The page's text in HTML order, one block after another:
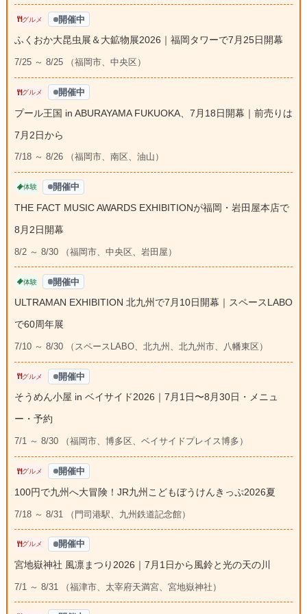
グルメ 開催中
ふくおか大昆虫展＆大鉱物展2026｜福岡タワーで7月25日開幕
7/25 ～ 8/25 （福岡市、中央区）
グルメ 開催中
プール王国 in ABURAYAMA FUKUOKA、7月18日開幕｜前売りは
7月2日から
7/18 ～ 8/26 （福岡市、南区、油山）
体験 開催中
THE FACT MUSIC AWARDS EXHIBITIONが福岡・岩田屋本店で
8月2日開幕
8/2 ～ 8/30 （福岡市、中央区、岩田屋）
体験 開催中
ULTRAMAN EXHIBITION 北九州で7月10日開幕｜スペースLABO
で60周年展
7/10 ～ 8/30 （スペースLABO、北九州、北九州市、八幡東区）
グルメ 開催中
そうめん小屋 in ベイサイド2026｜7月1日〜8月30日・メニュ
ー・予約
7/1 ～ 8/30 （福岡市、博多区、ベイサイドプレイス博多）
グルメ 開催中
100円で九州へ大冒険！JR九州こどもぼうけんきっぷ2026夏
7/18 ～ 8/31 （門司港駅、九州鉄道記念館）
グルメ 開催中
宮地嶽神社 風凛まつり2026｜7月1日から風鈴と光の天の川
7/1 ～ 8/31 （福津市、太宰府天満宮、宮地嶽神社）